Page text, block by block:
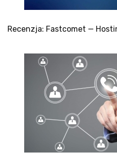
Recenzja: Fastcomet —